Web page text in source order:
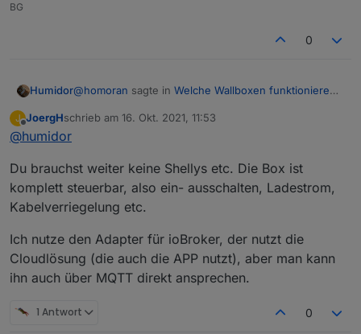
BG
0
Humidor@homoran sagte in Welche Wallboxen funktionieren
Im iobroker habe ich nur in meiner Vis
einen schalter eingebaut um von
umzuschalten, falls ich mal doch laden
muss (gehen auch verschiedene
Stromstärken, der übersichtshalber habe
ich nur Automatik und Max. Power) ...
dh du steuerst die go-echarger wb selbst an?
darum gehts mir, selbst steuern, nicht steuern lassen!
Vorteil go-echarger, Produkt bei mir um die Ecke
(Ersatz schnell verfügbar und sicher), eine Anfrage
schreiben.
J
Offline
JoergHschrieb am 16. Okt. 2021, 11:53
zuletzt editiert von
@humidor
Du brauchst weiter keine Shellys etc. Die Box ist
komplett steuerbar, also ein- ausschalten, Ladestrom,
Kabelverriegelung etc.
Ich nutze den Adapter für ioBroker, der nutzt die
Cloudlösung (die auch die APP nutzt), aber man kann
ihn auch über MQTT direkt ansprechen.
1 Antwort 0